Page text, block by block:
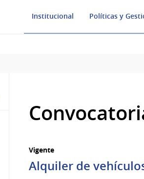
Institucional Políticas y
Vigente
Alquiler de